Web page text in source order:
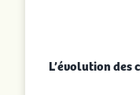
L’évolution des